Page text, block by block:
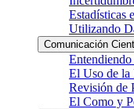
Estadísticas
Utilizando
Comunicación
El Uso de la
Revisión de
El Como y